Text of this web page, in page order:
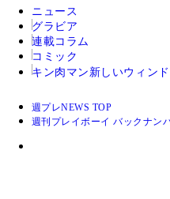
ニュース
グラビア
連載コラム
コミック
キン肉マン 新しいウィンド
週プレNEWS TOP
週刊プレイボーイ バックナン